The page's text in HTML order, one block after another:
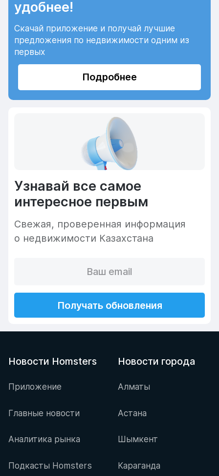
удобнее!
Скачай приложение и получай лучшие
предложения по недвижимости одним из
первых
Подробнее
Узнавай все самое
интересное первым
Cвежая, проверенная информация
о недвижимости Казахстана
Получать обновления
Новости Homsters
Приложение
Главные новости
Аналитика рынка
Подкасты Homsters
Новости города
Алматы
Астана
Шымкент
Караганда